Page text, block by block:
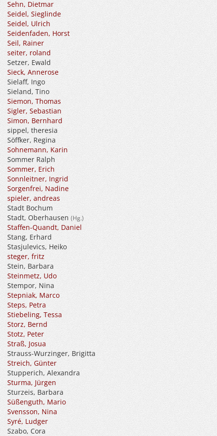
Sehn, Dietmar
Seidel, Sieglinde
Seidel, Ulrich
Seidenfaden, Horst
Seil, Rainer
seiter, roland
Setzer, Ewald
Sieck, Annerose
Sielaff, Ingo
Sieland, Tino
Siemon, Thomas
Sigler, Sebastian
Simon, Bernhard
sippel, theresia
Söffker, Regina
Sohnemann, Karin
Sommer Ralph
Sommer, Erich
Sonnleitner, Ingrid
Sorgenfrei, Nadine
spieler, andreas
Stadt Bochum
Stadt, Oberhausen (Hg.)
Staffen-Quandt, Daniel
Stang, Erhard
Stasjulevics, Heiko
steger, fritz
Stein, Barbara
Steinmetz, Udo
Stempor, Nina
Stepniak, Marco
Steps, Petra
Stiebeling, Tessa
Storz, Bernd
Stotz, Peter
Straß, Josua
Strauss-Wurzinger, Brigitta
Streich, Günter
Stupperich, Alexandra
Sturma, Jürgen
Sturzeis, Barbara
Süßenguth, Mario
Svensson, Nina
Syré, Ludger
Szabo, Cora